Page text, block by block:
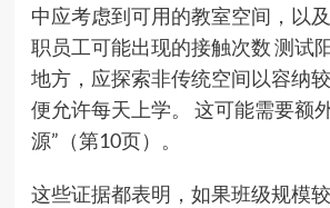
中应考虑到可用的教室空间，以
职员工可能出现的接触次数 测试
地方，应探索非传统空间以容纳
便允许每天上学。 这可能需要额
源”（第10页）。
这些证据都表明，如果班级规模